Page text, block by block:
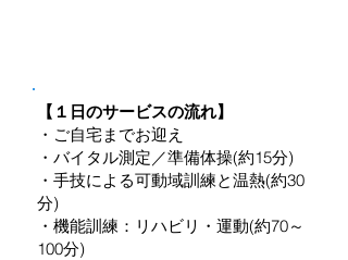
【１日のサービスの流れ】
・ご自宅までお迎え
・バイタル測定／準備体操(約15分)
・手技による可動域訓練と温熱(約30
分)
・機能訓練：リハビリ・運動(約70～
100分)